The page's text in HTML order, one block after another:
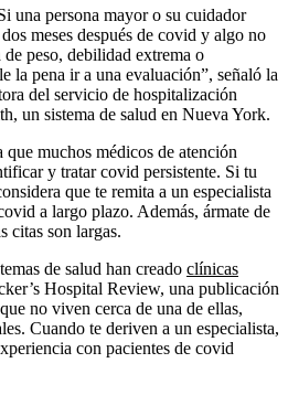
una persona mayor o su cuidador
meses después de covid y algo no
peso, debilidad extrema o
la pena ir a una evaluación”, señaló la
del servicio de hospitalización
un sistema de salud en Nueva York.
que muchos médicos de atención
y tratar covid persistente. Si tu
que te remita a un especialista
a largo plazo. Además, ármate de
citas son largas.
de salud han creado clínicas
Hospital Review, una publicación
no viven cerca de una de ellas,
Cuando te deriven a un especialista,
con pacientes de covid